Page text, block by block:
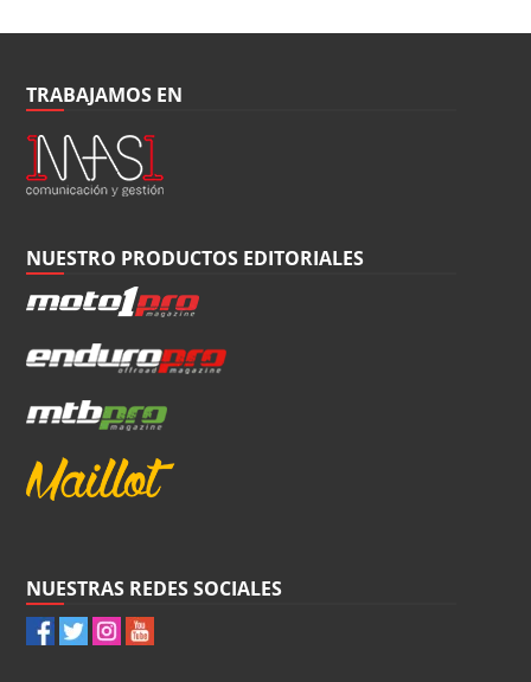
TRABAJAMOS EN
NUESTRO PRODUCTOS EDITORIALES
NUESTRAS REDES SOCIALES